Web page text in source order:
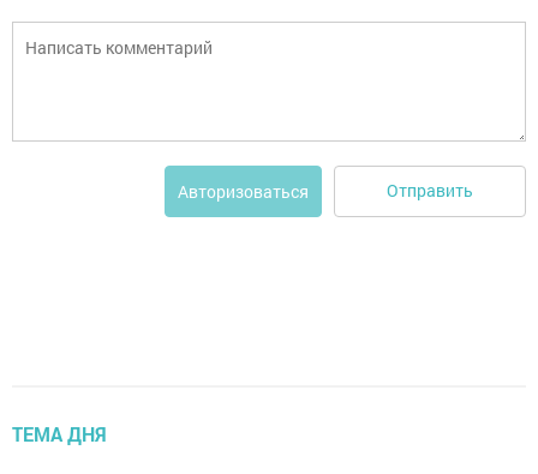
Авторизоваться Отправить
ТЕМА ДНЯ